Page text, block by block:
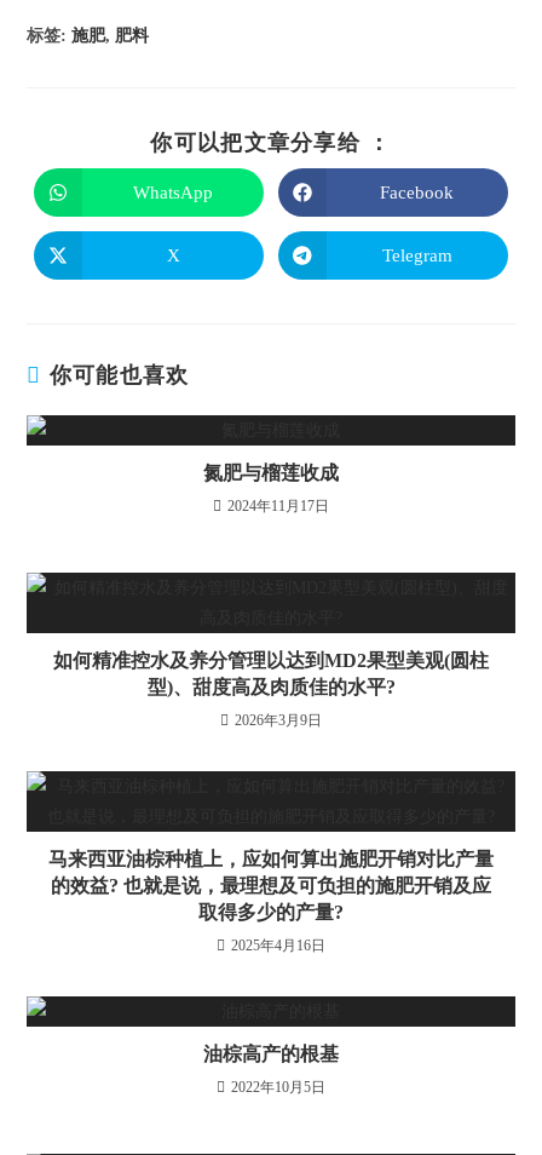
标签:施肥, 肥料
你可以把文章分享给 ：
WhatsApp Facebook
X Telegram
你可能也喜欢
氮肥与榴莲收成
2024年11月17日
如何精准控水及养分管理以达到MD2果型美观(圆柱
型)、甜度高及肉质佳的水平?
2026年3月9日
马来西亚油棕种植上，应如何算出施肥开销对比产量
的效益? 也就是说，最理想及可负担的施肥开销及应
取得多少的产量?
2025年4月16日
油棕高产的根基
2022年10月5日